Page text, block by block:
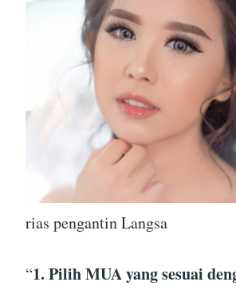
rias pengantin Langsa
“1. Pilih MUA yang sesuai